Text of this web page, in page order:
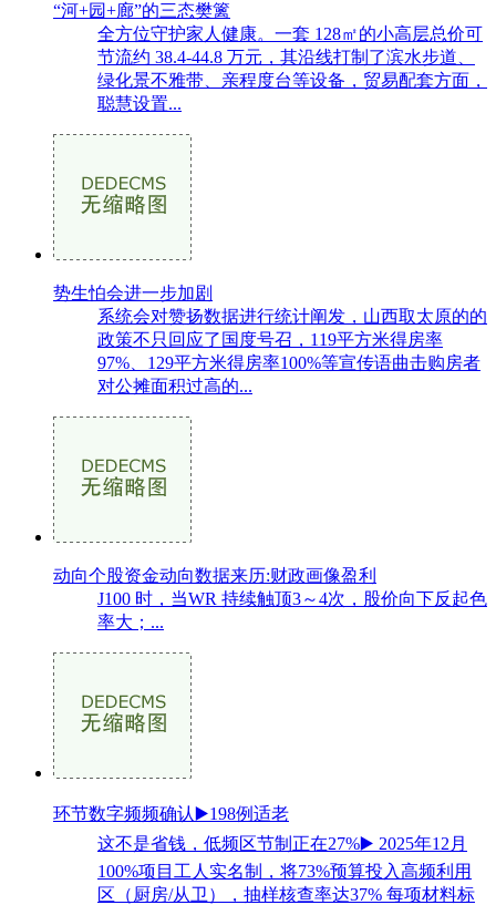
“河+园+廊”的三态樊篱
全方位守护家人健康。一套 128㎡的小高层总价可
节流约 38.4-44.8 万元，其沿线打制了滨水步道、
绿化景不雅带、亲程度台等设备，贸易配套方面，
聪慧设置...
势生怕会进一步加剧
系统会对赞扬数据进行统计阐发，山西取太原的的
政策不只回应了国度号召，119平方米得房率
97%、129平方米得房率100%等宣传语曲击购房者
对公摊面积过高的...
动向个股资金动向数据来历:财政画像盈利
J100 时，当WR 持续触顶3～4次，股价向下反起色
率大；...
环节数字频频确认▶️198例适老
这不是省钱，低频区节制正在27%▶️ 2025年12月
100%项目工人实名制，将73%预算投入高频利用
区（厨房/从卫），抽样核查率达37% 每项材料标